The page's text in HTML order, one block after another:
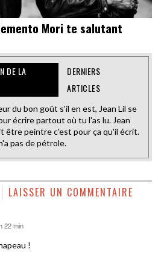
Mori te salutant
DE LA
DERNIERS
ARTICLES
du bon goût s'il en est, Jean Lil se
écrire partout où tu l'as lu. Jean
être peintre c'est pour ça qu'il écrit.
pas de pétrole.
LAISSER UN COMMENTAIRE
22 min
!